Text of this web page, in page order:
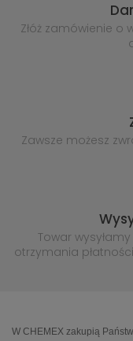
Złóż zamówienie o
Zawsze możesz
Towar
otrzymania
W CHEMEX zakupią